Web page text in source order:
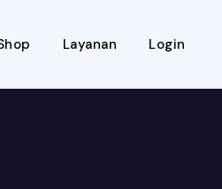
Layanan Login